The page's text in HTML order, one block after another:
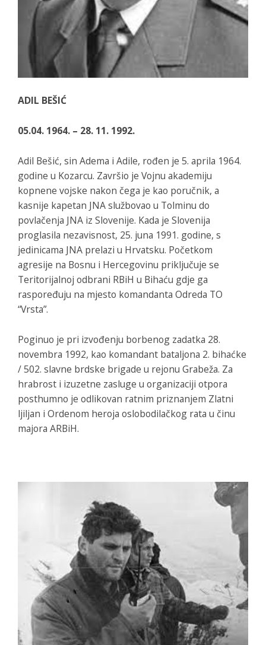
ADIL BEŠIĆ
05.04. 1964. – 28. 11. 1992.
Adil Bešić, sin Adema i Adile, rođen je 5. aprila 1964.
godine u Kozarcu. Završio je Vojnu akademiju
kopnene vojske nakon čega je kao poručnik, a
kasnije kapetan JNA službovao u Tolminu do
povlačenja JNA iz Slovenije. Kada je Slovenija
proglasila nezavisnost, 25. juna 1991. godine, s
jedinicama JNA prelazi u Hrvatsku. Početkom
agresije na Bosnu i Hercegovinu priključuje se
Teritorijalnoj odbrani RBiH u Bihaću gdje ga
raspoređuju na mjesto komandanta Odreda TO
“Vrsta”.
Poginuo je pri izvođenju borbenog zadatka 28.
novembra 1992, kao komandant bataljona 2. bihaćke
/ 502. slavne brdske brigade u rejonu Grabeža. Za
hrabrost i izuzetne zasluge u organizaciji otpora
posthumno je odlikovan ratnim priznanjem Zlatni
ljiljan i Ordenom heroja oslobodilačkog rata u činu
majora ARBiH.